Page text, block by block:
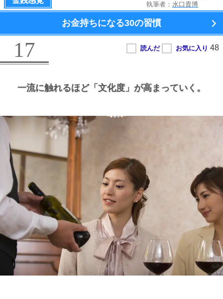
執筆者： 水口貴博
お金持ちになる30の習慣
17
一流に触れるほど「文化度」が高まっていく。